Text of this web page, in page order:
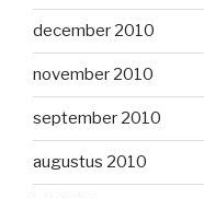
december 2010
november 2010
september 2010
augustus 2010